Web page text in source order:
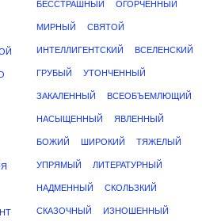
БЕССТРАШНЫЙ ОГОРЧЕННЫЙ
МИРНЫЙ СВЯТОЙ
ИНТЕЛЛИГЕНТСКИЙ ВСЕЛЕНСКИЙ
ГРУБЫЙ УТОНЧЕННЫЙ
ЗАКАЛЕННЫЙ ВСЕОБЪЕМЛЮЩИЙ
НАСЫЩЕННЫЙ ЯВЛЕННЫЙ
БОЖИЙ ШИРОКИЙ ТЯЖЕЛЫЙ
УПРЯМЫЙ ЛИТЕРАТУРНЫЙ
НАДМЕННЫЙ СКОЛЬЗКИЙ
СКАЗОЧНЫЙ ИЗНОШЕННЫЙ